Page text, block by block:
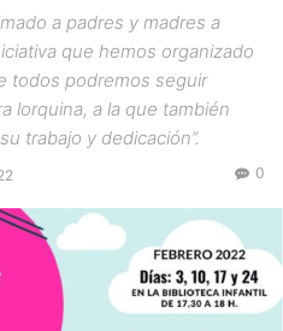
a padres y madres a
que hemos organizado
todos podremos seguir
lorquina, a la que también
trabajo y dedicación”.
0